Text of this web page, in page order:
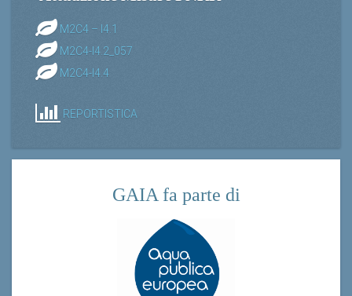
GAIA fa parte di